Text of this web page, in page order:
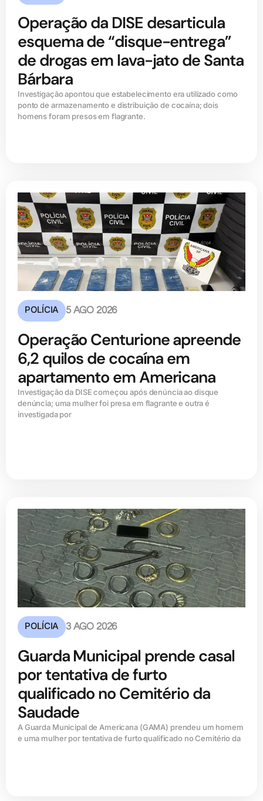
Operação da DISE desarticula
esquema de “disque-entrega”
de drogas em lava-jato de Santa
Bárbara
Investigação apontou que estabelecimento era utilizado como
ponto de armazenamento e distribuição de cocaína; dois
homens foram presos em flagrante.
POLÍCIA 5 AGO 2026
Operação Centurione apreende
6,2 quilos de cocaína em
apartamento em Americana
Investigação da DISE começou após denúncia ao disque
denúncia; uma mulher foi presa em flagrante e outra é
investigada por
POLÍCIA 3 AGO 2026
Guarda Municipal prende casal
por tentativa de furto
qualificado no Cemitério da
Saudade
A Guarda Municipal de Americana (GAMA) prendeu um homem
e uma mulher por tentativa de furto qualificado no Cemitério da